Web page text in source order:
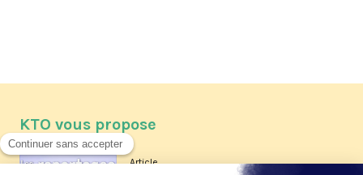
KTO vous propose
Article